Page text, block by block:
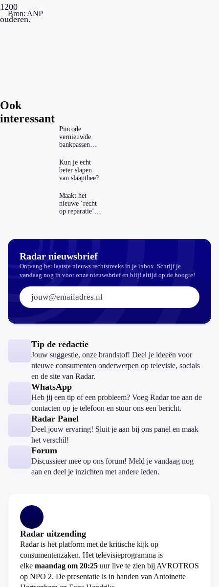
1200
ouderen.
Bron: ANP
Ook
interessant
Pincode
vernieuwde
bankpassen
ING-app: is dat
wel veilig?
Kun je echt
beter slapen
van slaapthee?
Maakt het
nieuwe ‘recht
op reparatie’
Radar nieuwsbrief
Ontvang het laatste nieuws rechtstreeks in je inbox. Schrijf je
vandaag nog in voor onze nieuwsbrief en blijf altijd op de hoogte!
E-mailadres:
Tip de redactie
Jouw suggestie, onze brandstof! Deel je ideeën voor
nieuwe consumenten onderwerpen op televisie, socials
en de site van Radar.
WhatsApp
Heb jij een tip of een probleem? Voeg Radar toe aan de
contacten op je telefoon en stuur ons een bericht.
Radar Panel
Deel jouw ervaring! Sluit je aan bij ons panel en maak
het verschil!
Forum
Discussieer mee op ons forum! Meld je vandaag nog
aan en deel je inzichten met andere leden.
Radar uitzending
Radar is het platform met de kritische kijk op
consumentenzaken. Het televisieprogramma is
elke maandag om 20:25 uur live te zien bij AVROTROS
op NPO 2. De presentatie is in handen van Antoinette